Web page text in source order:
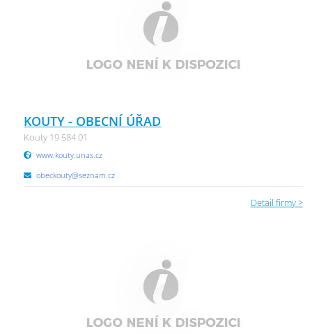
KOUTY - OBECNÍ ÚŘAD
Kouty 19 584 01
www.kouty.unas.cz
obeckouty@seznam.cz
Detail firmy >